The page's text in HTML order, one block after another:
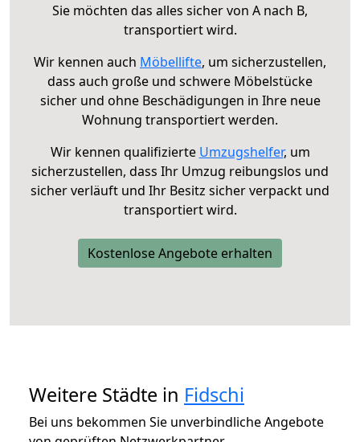
Sie möchten das alles sicher von A nach B,
transportiert wird.
Wir kennen auch Möbellifte, um sicherzustellen,
dass auch große und schwere Möbelstücke
sicher und ohne Beschädigungen in Ihre neue
Wohnung transportiert werden.
Wir kennen qualifizierte Umzugshelfer, um
sicherzustellen, dass Ihr Umzug reibungslos und
sicher verläuft und Ihr Besitz sicher verpackt und
transportiert wird.
Kostenlose Angebote erhalten
Weitere Städte in Fidschi
Bei uns bekommen Sie unverbindliche Angebote